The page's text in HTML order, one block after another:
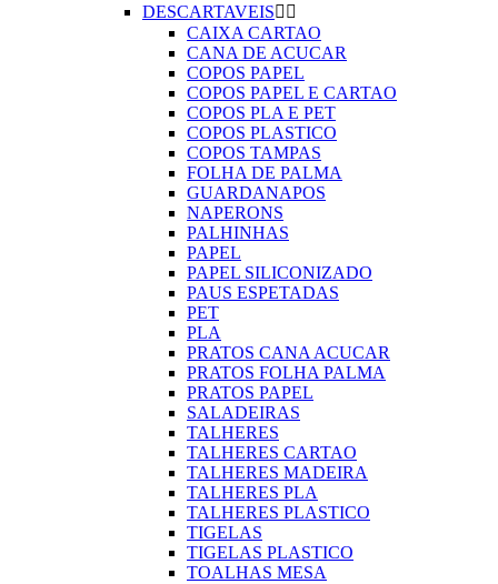
DESCARTAVEIS 
CAIXA CARTAO
CANA DE ACUCAR
COPOS PAPEL
COPOS PAPEL E CARTAO
COPOS PLA E PET
COPOS PLASTICO
COPOS TAMPAS
FOLHA DE PALMA
GUARDANAPOS
NAPERONS
PALHINHAS
PAPEL
PAPEL SILICONIZADO
PAUS ESPETADAS
PET
PLA
PRATOS CANA ACUCAR
PRATOS FOLHA PALMA
PRATOS PAPEL
SALADEIRAS
TALHERES
TALHERES CARTAO
TALHERES MADEIRA
TALHERES PLA
TALHERES PLASTICO
TIGELAS
TIGELAS PLASTICO
TOALHAS MESA